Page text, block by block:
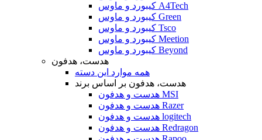
کیبورد و ماوس A4Tech
کیبورد و ماوس Green
کیبورد و ماوس Tsco
کیبورد و ماوس Meetion
کیبورد و ماوس Beyond
هدست، هدفون
همه موارد این دسته
هدست، هدفون بر اساس برند
هدست و هدفون MSI
هدست و هدفون Razer
هدست و هدفون logitech
هدست و هدفون Redragon